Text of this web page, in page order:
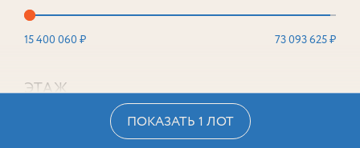
15 400 060 ₽ 73 093 625 ₽
ЭТАЖ
ПОКАЗАТЬ 1 ЛОТ